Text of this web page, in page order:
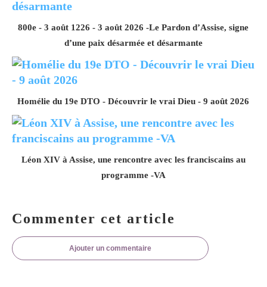
800e - 3 août 1226 - 3 août 2026 -Le Pardon d’Assise, signe
d’une paix désarmée et désarmante
Homélie du 19e DTO - Découvrir le vrai Dieu - 9 août 2026
Léon XIV à Assise, une rencontre avec les franciscains au
programme -VA
Commenter cet article
Ajouter un commentaire